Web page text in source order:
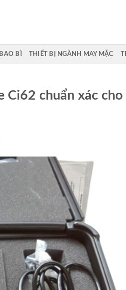
BÌ THIẾT BỊ NGÀNH MAY MẶC
Ci62 chuẩn xác cho